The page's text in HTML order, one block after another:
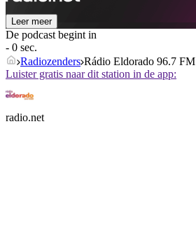
Leer meer
De podcast begint in
- 0 sec.
Radiozenders Rádio Eldorado 96.7 FM
Luister gratis naar dit station in de app:
radio.net